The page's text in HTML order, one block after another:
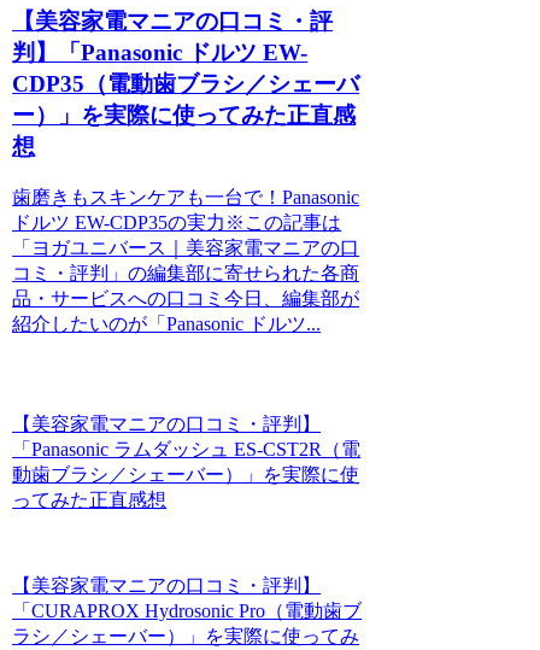
【美容家電マニアの口コミ・評
判】「Panasonic ドルツ EW-
CDP35（電動歯ブラシ／シェーバ
ー）」を実際に使ってみた正直感
想
歯磨きもスキンケアも一台で！Panasonic
ドルツ EW-CDP35の実力※この記事は
「ヨガユニバース｜美容家電マニアの口
コミ・評判」の編集部に寄せられた各商
品・サービスへの口コミ今日、編集部が
紹介したいのが「Panasonic ドルツ...
【美容家電マニアの口コミ・評判】
「Panasonic ラムダッシュ ES-CST2R（電
動歯ブラシ／シェーバー）」を実際に使
ってみた正直感想
【美容家電マニアの口コミ・評判】
「CURAPROX Hydrosonic Pro（電動歯ブ
ラシ／シェーバー）」を実際に使ってみ